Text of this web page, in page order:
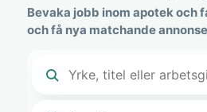
Bevaka jobb inom apotek och
och få nya matchande